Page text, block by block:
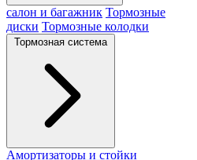
салон и багажник Тормозные
диски Тормозные колодки
Тормозная система
Амортизаторы и стойки